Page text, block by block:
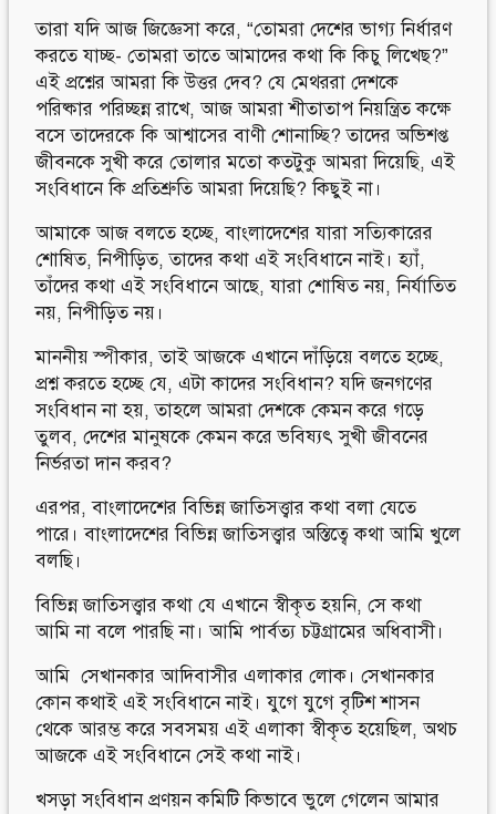
তারা যদি আজ জিজ্ঞেসা করে, “তোমরা দেশের ভাগ্য নির্ধারণ
করতে যাচ্ছ- তোমরা তাতে আমাদের কথা কি কিচু লিখেছ?”
এই প্রশ্নের আমরা কি উত্তর দেব? যে মেথররা দেশকে
পরিষ্কার পরিচ্ছন্ন রাখে, আজ আমরা শীতাতাপ নিয়ন্ত্রিত কক্ষে
বসে তাদেরকে কি আশ্বাসের বাণী শোনাচ্ছি? তাদের অভিশপ্ত
জীবনকে সুখী করে তোলার মতো কতটুকু আমরা দিয়েছি, এই
সংবিধানে কি প্রতিশ্রুতি আমরা দিয়েছি? কিছুই না।
আমাকে আজ বলতে হচ্ছে, বাংলাদেশের যারা সত্যিকারের
শোষিত, নিপীড়িত, তাদের কথা এই সংবিধানে নাই। হ্যাঁ,
তাঁদের কথা এই সংবিধানে আছে, যারা শোষিত নয়, নির্যাতিত
নয়, নিপীড়িত নয়।
মাননীয় স্পীকার, তাই আজকে এখানে দাঁড়িয়ে বলতে হচ্ছে,
প্রশ্ন করতে হচ্ছে যে, এটা কাদের সংবিধান? যদি জনগণের
সংবিধান না হয়, তাহলে আমরা দেশকে কেমন করে গড়ে
তুলব, দেশের মানুষকে কেমন করে ভবিষ্যৎ সুখী জীবনের
নির্ভরতা দান করব?
এরপর, বাংলাদেশের বিভিন্ন জাতিসত্ত্বার কথা বলা যেতে
পারে। বাংলাদেশের বিভিন্ন জাতিসত্ত্বার অস্তিত্বে কথা আমি খুলে
বলছি।
বিভিন্ন জাতিসত্ত্বার কথা যে এখানে স্বীকৃত হয়নি, সে কথা
আমি না বলে পারছি না। আমি পার্বত্য চট্টগ্রামের অধিবাসী।
আমি সেখানকার আদিবাসীর এলাকার লোক। সেখানকার
কোন কথাই এই সংবিধানে নাই। যুগে যুগে বৃটিশ শাসন
থেকে আরম্ভ করে সবসময় এই এলাকা স্বীকৃত হয়েছিল, অথচ
আজকে এই সংবিধানে সেই কথা নাই।
খসড়া সংবিধান প্রণয়ন কমিটি কিভাবে ভুলে গেলেন আমার